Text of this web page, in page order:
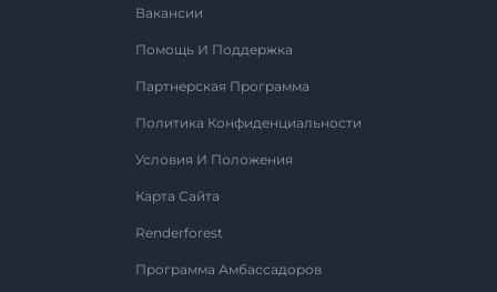
Вакансии
Помощь И Поддержка
Партнерская Программа
Политика Конфиденциальности
Условия И Положения
Карта Сайта
Renderforest
Программа Амбассадоров